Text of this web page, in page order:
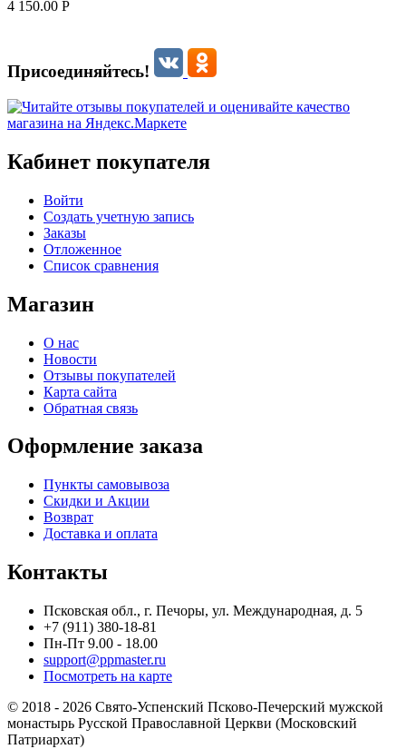
4 150.00 Р
Присоединяйтесь!
Кабинет покупателя
Войти
Создать учетную запись
Заказы
Отложенное
Список сравнения
Магазин
О нас
Новости
Отзывы покупателей
Карта сайта
Обратная связь
Оформление заказа
Пункты самовывоза
Скидки и Акции
Возврат
Доставка и оплата
Контакты
Псковская обл., г. Печоры, ул. Международная, д. 5
+7 (911) 380-18-81
Пн-Пт 9.00 - 18.00
support@ppmaster.ru
Посмотреть на карте
© 2018 - 2026 Свято-Успенский Псково-Печерский мужской
монастырь Русской Православной Церкви (Московский
Патриархат)